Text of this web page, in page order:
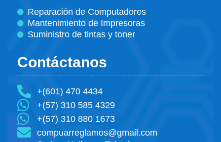
Reparación de Computadores
Mantenimiento de Impresoras
Suministro de tintas y toner
Contáctanos
+(601) 470 4434
+(57) 310 585 4329
+(57) 310 880 1673
compuarreglamos@gmail.com